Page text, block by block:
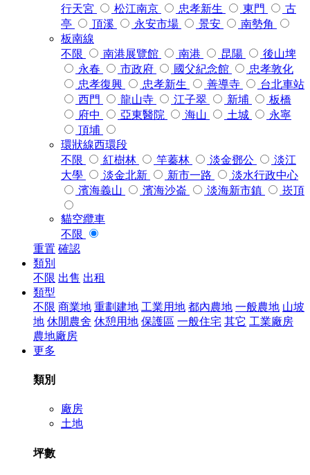
行天宮
松江南京 忠孝新生 東門
古
亭
頂溪 永安市場 景安
南勢角
板南線
不限
南港展覽館 南港 昆陽
後山埤
永春
市政府 國父紀念館
忠孝敦化
忠孝復興
忠孝新生 善導寺
台北車站
西門
龍山寺 江子翠 新埔
板橋
府中
亞東醫院 海山 土城
永寧
頂埔
環狀線西環段
不限
紅樹林 竿蓁林 淡金鄧公
淡江
大學
淡金北新 新市一路
淡水行政中心
濱海義山
濱海沙崙 淡海新市鎮 崁頂
貓空纜車
不限
重置 確認
類別
不限 出售 出租
類型
不限 商業地 重劃建地 工業用地 都內農地 一般農地 山坡
地 休閒農舍 休憩用地 保護區 一般住宅 其它 工業廠房
農地廠房
更多
類別
廠房
土地
坪數